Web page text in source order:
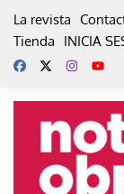
La revista
Tienda
INICIA